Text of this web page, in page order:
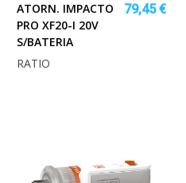
ATORN. IMPACTO
PRO XF20-I 20V
S/BATERIA
79,45 €
RATIO